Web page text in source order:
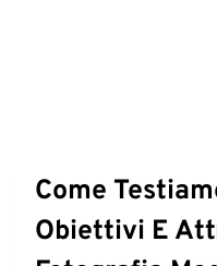
Come
Obiettivi E